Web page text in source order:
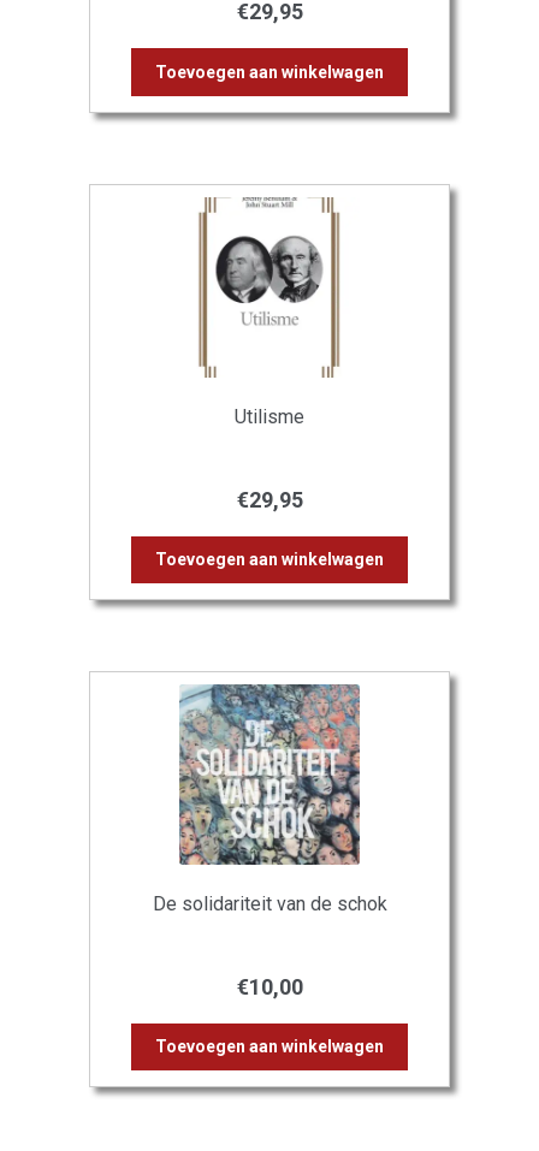
€29,95
Toevoegen aan winkelwagen
Utilisme
€29,95
Toevoegen aan winkelwagen
De solidariteit van de schok
€10,00
Toevoegen aan winkelwagen